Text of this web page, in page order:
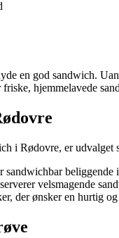
en god sandwich.
hjemmelavede
i Rødovre, er
sandwichbar beliggende
velsmagende
der ønsker en hurtig